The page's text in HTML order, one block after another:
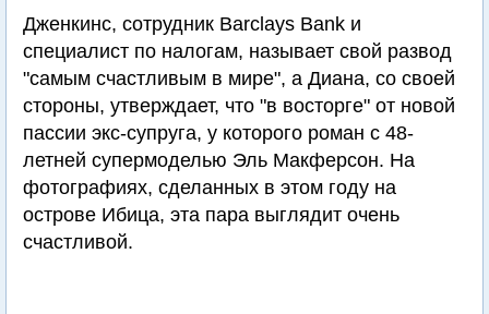
Дженкинс, сотрудник Barclays Bank и
специалист по налогам, называет свой развод
"самым счастливым в мире", а Диана, со своей
стороны, утверждает, что "в восторге" от новой
пассии экс-супруга, у которого роман с 48-
летней супермоделью Эль Макферсон. На
фотографиях, сделанных в этом году на
острове Ибица, эта пара выглядит очень
счастливой.